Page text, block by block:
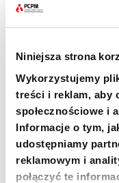
Niniejsza strona
Wykorzystujemy
treści i reklam, aby
społecznościowe i
Informacje o tym,
udostępniamy
reklamowym i
połączyć te
Newsletter
Chcesz być na
newslettera.
działaniach i